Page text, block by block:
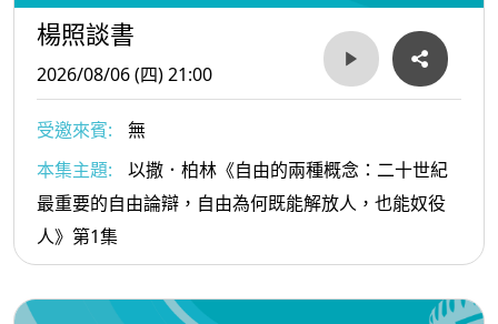
楊照談書
2026/08/06 (四) 21:00
受邀來賓:
無
本集主題:
以撒．柏林《自由的兩種概念：二十世紀
最重要的自由論辯，自由為何既能解放人，也能奴役
人》第1集